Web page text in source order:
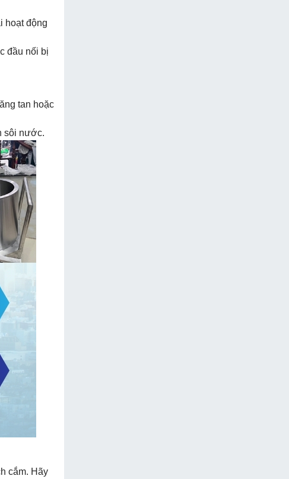
hoạt động
đầu nối bị
tan hoặc
sôi nước.
cắm. Hãy